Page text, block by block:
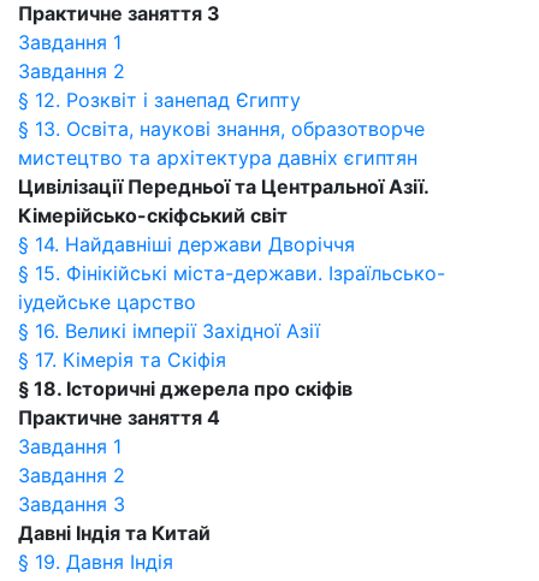
Практичне заняття 3
Завдання 1
Завдання 2
§ 12. Розквіт і занепад Єгипту
§ 13. Освіта, наукові знання, образотворче
мистецтво та архітектура давніх єгиптян
Цивілізації Передньої та Центральної Азії.
Кімерійсько-скіфський світ
§ 14. Найдавніші держави Дворіччя
§ 15. Фінікійські міста-держави. Ізраїльсько-
іудейське царство
§ 16. Великі імперії Західної Азії
§ 17. Кімерія та Скіфія
§ 18. Історичні джерела про скіфів
Практичне заняття 4
Завдання 1
Завдання 2
Завдання 3
Давні Індія та Китай
§ 19. Давня Індія